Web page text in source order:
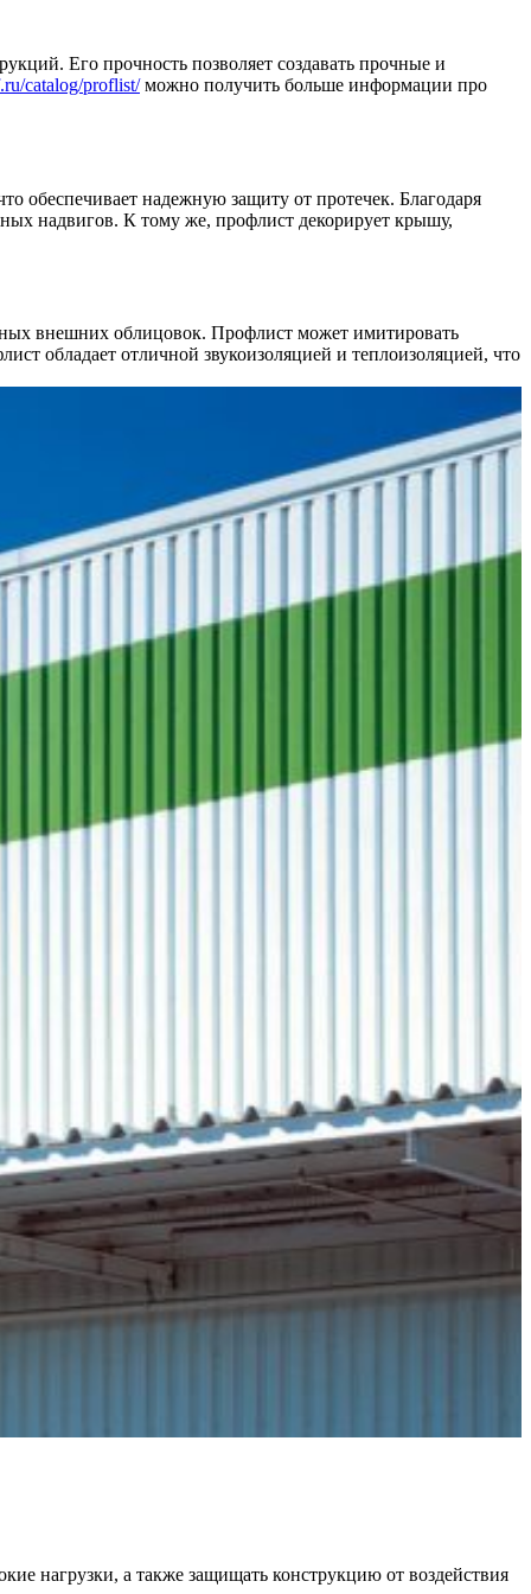
Его прочность позволяет создавать прочные и
catalog/proflist/можно получить больше информации про
обеспечивает надежную защиту от протечек. Благодаря
надвигов. К тому же, профлист декорирует крышу,
внешних облицовок. Профлист может имитировать
обладает отличной звукоизоляцией и теплоизоляцией, что
нагрузки, а также защищать конструкцию от воздействия